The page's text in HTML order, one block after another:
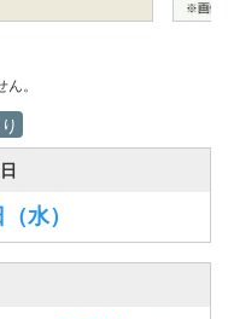
。
（水）